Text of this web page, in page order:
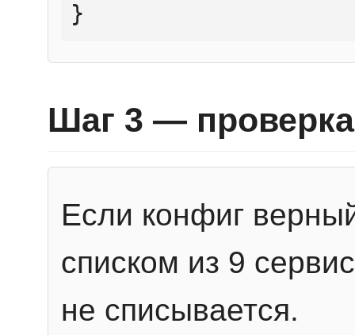
}
Шаг 3 — проверка
Если конфиг
списком из 9
не списывается.